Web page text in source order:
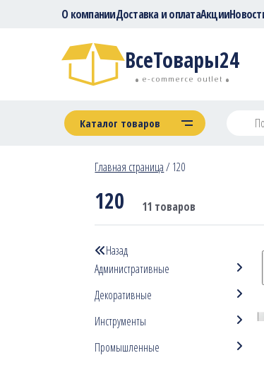
О компанииДоставка и оплатаАкции
ВсеТовары24
e-commerce outlet
Каталог товаров
Главная страница/120
120 11 товаров
Назад
Административные
Декоративные
Инструменты
Промышленные